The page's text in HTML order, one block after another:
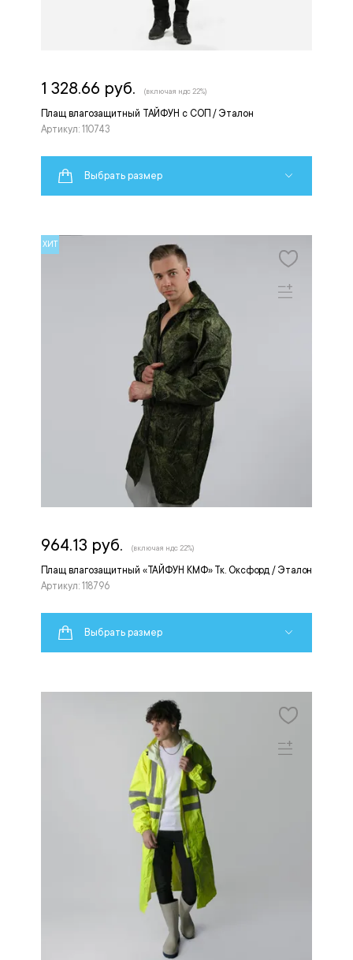
Плащ влагозащитный ТАЙФУН с СОП / Эталон
Артикул: 110743
1 328.66 руб. (включая ндс 22%)
Выбрать размер
ХИТ
Плащ влагозащитный «ТАЙФУН КМФ» Тк. Оксфорд / Эталон
Артикул: 118796
964.13 руб. (включая ндс 22%)
Выбрать размер